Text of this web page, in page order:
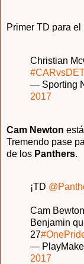
Primer TD para el
Christian
— Sporting
2017
Cam Newton
Tremendo pase
de los Panthers.
¡TD
Cam
Benjamin
27
—
2017